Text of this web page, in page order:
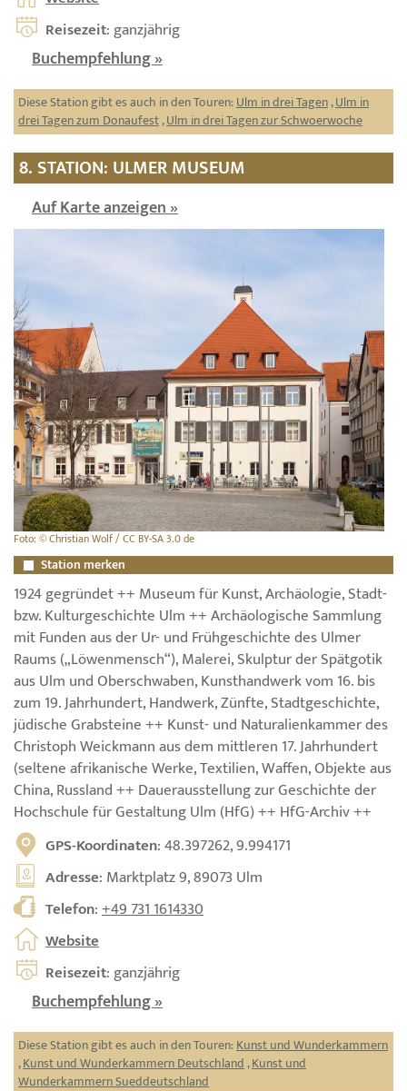
Reisezeit: ganzjährig
Buchempfehlung »
Diese Station gibt es auch in den Touren:Ulm in drei Tagen,Ulm in
drei Tagen zum Donaufest,Ulm in drei Tagen zur Schwoerwoche
8. STATION: ULMER MUSEUM
Auf Karte anzeigen »
Foto: © Christian Wolf / CC BY-SA 3.0 de
Station merken
1924 gegründet ++ Museum für Kunst, Archäologie, Stadt-
bzw. Kulturgeschichte Ulm ++ Archäologische Sammlung
mit Funden aus der Ur- und Frühgeschichte des Ulmer
Raums („Löwenmensch“), Malerei, Skulptur der Spätgotik
aus Ulm und Oberschwaben, Kunsthandwerk vom 16. bis
zum 19. Jahrhundert, Handwerk, Zünfte, Stadtgeschichte,
jüdische Grabsteine ++ Kunst- und Naturalienkammer des
Christoph Weickmann aus dem mittleren 17. Jahrhundert
(seltene afrikanische Werke, Textilien, Waffen, Objekte aus
China, Russland ++ Dauerausstellung zur Geschichte der
Hochschule für Gestaltung Ulm (HfG) ++ HfG-Archiv ++
GPS-Koordinaten: 48.397262, 9.994171
Adresse: Marktplatz 9, 89073 Ulm
Telefon:+49 731 1614330
Website
Reisezeit: ganzjährig
Buchempfehlung »
Diese Station gibt es auch in den Touren:Kunst und Wunderkammern
,Kunst und Wunderkammern Deutschland,Kunst und
Wunderkammern Sueddeutschland